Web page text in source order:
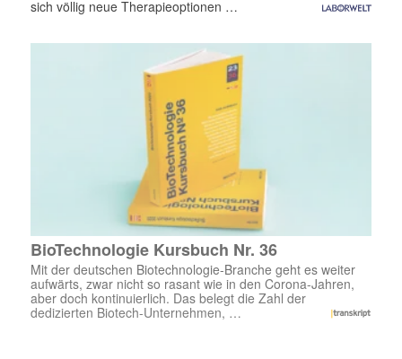
sich völlig neue Therapieoptionen …
BioTechnologie Kursbuch Nr. 36
Mit der deutschen Biotechnologie-Branche geht es weiter
aufwärts, zwar nicht so rasant wie in den Corona-Jahren,
aber doch kontinuierlich. Das belegt die Zahl der
dedizierten Biotech-Unternehmen, …